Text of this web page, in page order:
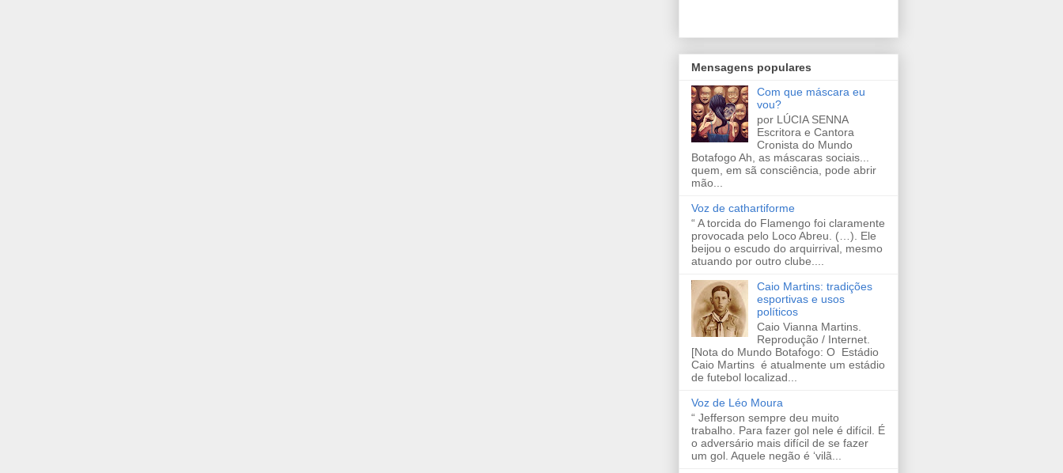
Mensagens populares
Com que máscara eu
vou?
por LÚCIA SENNA
Escritora e Cantora
Cronista do Mundo
Botafogo Ah, as máscaras sociais...
quem, em sã consciência, pode abrir
mão...
Voz de cathartiforme
“ A torcida do Flamengo foi claramente
provocada pelo Loco Abreu. (…). Ele
beijou o escudo do arquirrival, mesmo
atuando por outro clube....
Caio Martins: tradições
esportivas e usos
políticos
Caio Vianna Martins.
Reprodução / Internet.
[Nota do Mundo Botafogo: O Estádio
Caio Martins é atualmente um estádio
de futebol localizad...
Voz de Léo Moura
“ Jefferson sempre deu muito
trabalho. Para fazer gol nele é difícil. É
o adversário mais difícil de se fazer
um gol. Aquele negão é ‘vilã...